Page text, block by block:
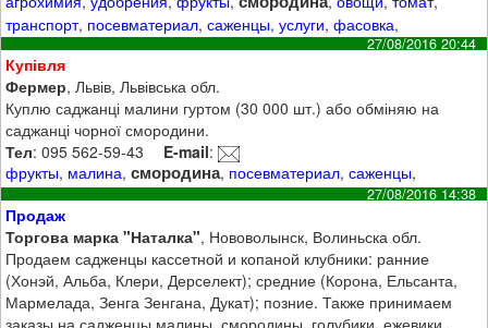
транспорт, посевматериал,саженцы,услуги,фасовка,
27/08/2016 20:44
Купівля
Фермер, Львів, Львівська обл.
Куплю саджанці малини гуртом (30 000 шт.) або обміняю на
саджанці чорної смородини.
Тел: 095 562-59-43 E-mail:
фрукты, малина,смородина, посевматериал,саженцы,
27/08/2016 14:38
Продаж
Торгова марка "Наталка", Нововолынск, Волиньска обл.
Продаем садженцы кассетной и копаной клубники: ранние
(Хонэй, Альба, Клери, Дерселект); средние (Корона, Ельсанта,
Мармелада, Зенга Зенгана, Дукат); позние. Также принимаем
заказы на садженцы малины, смородины, голубики, ежевики.